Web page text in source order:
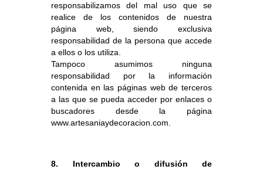
responsabilizamos del mal uso que se
realice de los contenidos de nuestra
página web, siendo exclusiva
responsabilidad de la persona que accede
a ellos o los utiliza.
Tampoco asumimos ninguna
responsabilidad por la información
contenida en las páginas web de terceros
a las que se pueda acceder por enlaces o
buscadores desde la página
www.artesaniaydecoracion.com.
8. Intercambio o difusión de